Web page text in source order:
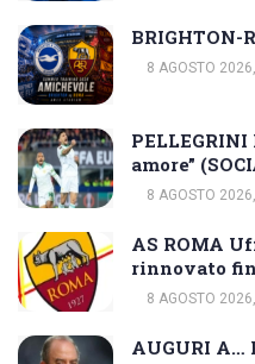
BRIGHTON-
8 AGOSTO
amore”
8 AGOSTO
AS ROMA
rinnovato
8 AGOSTO
AUGURI A…